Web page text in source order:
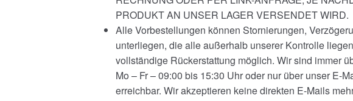
PRODUKT AN UNSER LAGER VERSENDET WIRD.
Alle Vorbestellungen können Stornierungen,
unterliegen, die alle außerhalb unserer Kontrolle
vollständige Rückerstattung möglich. Wir sind immer
Mo – Fr – 09:00 bis 15:30 Uhr oder nur über unser E-
erreichbar. Wir akzeptieren keine direkten E-Mails